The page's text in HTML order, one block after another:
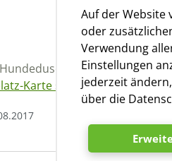
Hundedusche. Erste ist am
Karte schauen
Auf der Website
oder
Verwendung
Einstellungen
jederzeit
über die